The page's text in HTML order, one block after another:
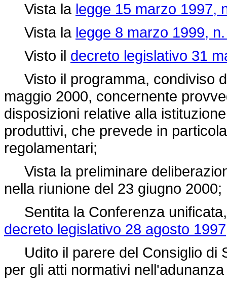
Vista la legge 15 marzo 1997,
Vista la legge 8 marzo 1999,
Visto il decreto legislativo 31
Visto il programma, condiviso
maggio 2000, concernente
disposizioni relative alla
produttivi, che prevede in
regolamentari;
Vista la preliminare
nella riunione del 23 giugno 2000;
Sentita la Conferenza
decreto legislativo 28 agosto
Udito il parere del Consiglio di
per gli atti normativi